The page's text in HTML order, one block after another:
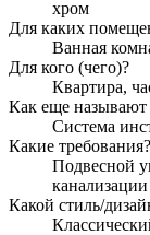
хром
Для каких
Ванная
Для кого (чего)?
Квартира,
Как еще называют
Система
Какие требования?
Подвесной
канализации
Какой стиль/